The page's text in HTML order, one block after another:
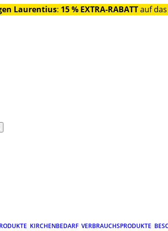
Laurentius: 15 % EXTRA-RABATTauf
KIRCHENBEDARF VERBRAUCHSPRODUKTE